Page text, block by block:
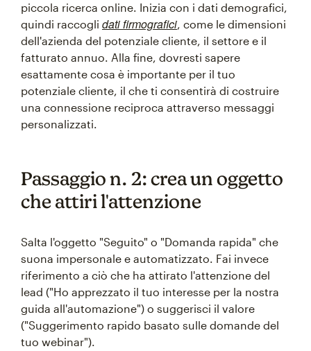
piccola ricerca online. Inizia con i dati demografici,
quindi raccogli dati firmografici, come le dimensioni
dell'azienda del potenziale cliente, il settore e il
fatturato annuo. Alla fine, dovresti sapere
esattamente cosa è importante per il tuo
potenziale cliente, il che ti consentirà di costruire
una connessione reciproca attraverso messaggi
personalizzati.
Passaggio n. 2: crea un oggetto
che attiri l'attenzione
Salta l'oggetto "Seguito" o "Domanda rapida" che
suona impersonale e automatizzato. Fai invece
riferimento a ciò che ha attirato l'attenzione del
lead ("Ho apprezzato il tuo interesse per la nostra
guida all'automazione") o suggerisci il valore
("Suggerimento rapido basato sulle domande del
tuo webinar").